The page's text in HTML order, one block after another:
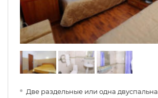
Две раздельные или одна